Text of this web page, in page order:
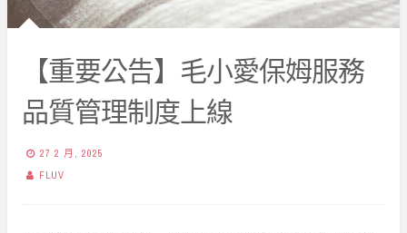
【重要公告】毛小愛保姆服務
品質管理制度上線
27 2 月, 2025
FLUV